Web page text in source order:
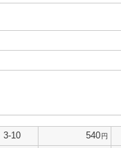
3-10 540円